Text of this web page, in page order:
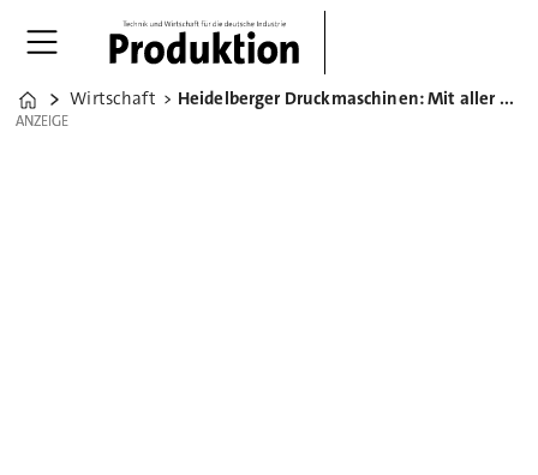
Home
Wirtschaft Heidelberger Druckmaschinen: Mit aller Macht aus der Krise
ANZEIGE
ANZEIGE